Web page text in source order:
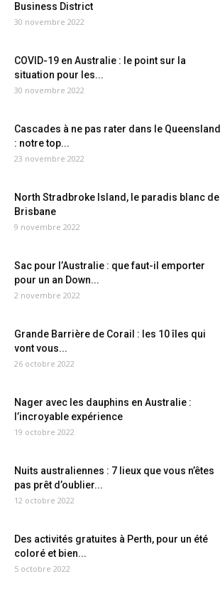
Business District
30 novembre 2022
COVID-19 en Australie : le point sur la
situation pour les...
30 novembre 2022
Cascades à ne pas rater dans le Queensland
: notre top...
23 novembre 2022
North Stradbroke Island, le paradis blanc de
Brisbane
9 novembre 2022
Sac pour l’Australie : que faut-il emporter
pour un an Down...
2 novembre 2022
Grande Barrière de Corail : les 10 îles qui
vont vous...
26 octobre 2022
Nager avec les dauphins en Australie :
l’incroyable expérience
19 octobre 2022
Nuits australiennes : 7 lieux que vous n’êtes
pas prêt d’oublier...
12 octobre 2022
Des activités gratuites à Perth, pour un été
coloré et bien...
5 octobre 2022